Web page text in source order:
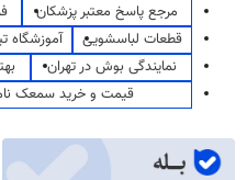
مرجع پاسخ معتبر پزشکان
قطعات لباسشویی
آموزشگاه
نمایندگی بوش در تهران
قیمت و خرید سمعک